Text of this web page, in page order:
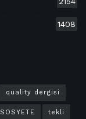
1408
quality dergisi
SOSYETE tekli